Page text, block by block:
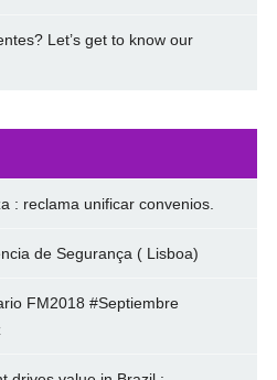
Let’s get to know our
: reclama unificar convenios.
de Segurança ( Lisboa)
FM2018 #Septiembre